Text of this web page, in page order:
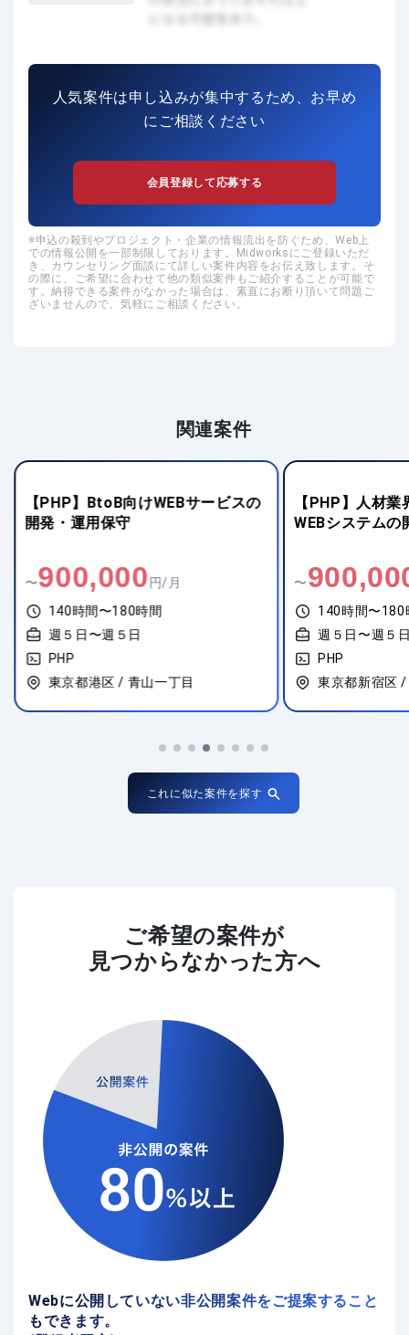
人気案件は申し込みが集中するため、お早め
にご相談ください
会員登録して応募する
申込の殺到やプロジェクト・企業の情報流出を防ぐため、Web上
での情報公開を一部制限しております。Midworksにご登録いただ
き、カウンセリング面談にて詳しい案件内容をお伝え致します。そ
の際に、ご希望に合わせて他の類似案件もご紹介することが可能で
す。納得できる案件がなかった場合は、素直にお断り頂いて問題ご
ざいませんので、気軽にご相談ください。
関連案件
【PHP】BtoB向けWEBサービスの
開発・運用保守
〜900,000円/月
140時間〜180時間
週５日〜週５日
PHP
東京都港区 / 青山一丁目
【PHP】人材
WEBシステムの
〜
140時間〜180
週５日〜週５
PHP
東京都新宿区
これに似た案件を探す
ご希望の案件が
見つからなかった方へ
Webに公開していない非公開案件をご提案すること
もできます。